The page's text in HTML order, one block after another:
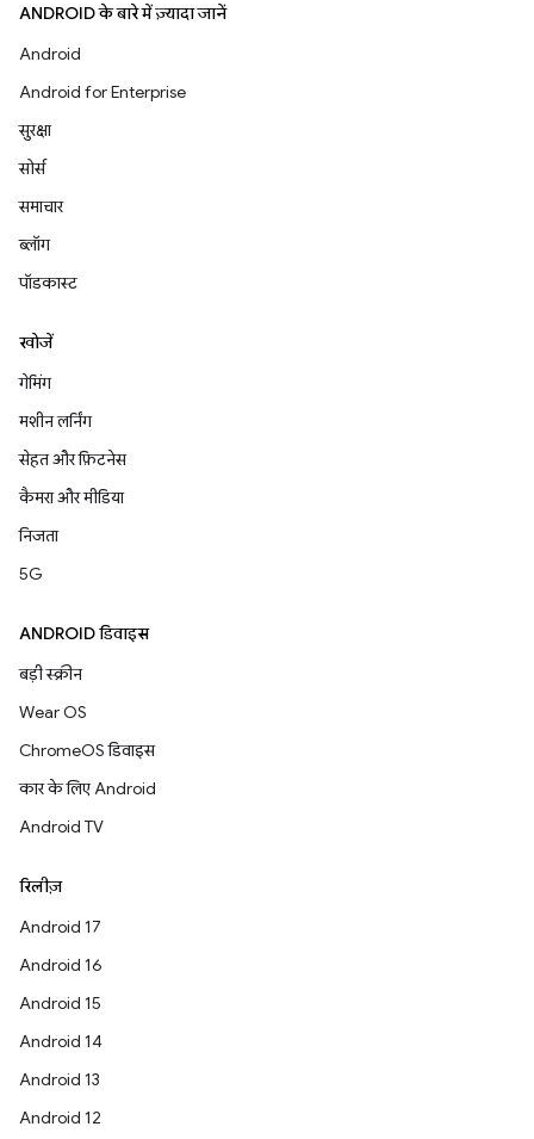
ANDROID के बारे में ज़्यादा जानें
Android
Android for Enterprise
सुरक्षा
सोर्स
समाचार
ब्लॉग
पॉडकास्ट
खोजें
गेमिंग
मशीन लर्निंग
सेहत और फ़िटनेस
कैमरा और मीडिया
निजता
5G
ANDROID डिवाइस
बड़ी स्क्रीन
Wear OS
ChromeOS डिवाइस
कार के लिए Android
Android TV
रिलीज़
Android 17
Android 16
Android 15
Android 14
Android 13
Android 12